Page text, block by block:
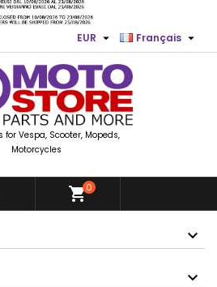
Français 
EUR 
for Vespa, Scooter, Mopeds,
Motorcycles
shopping_cart0